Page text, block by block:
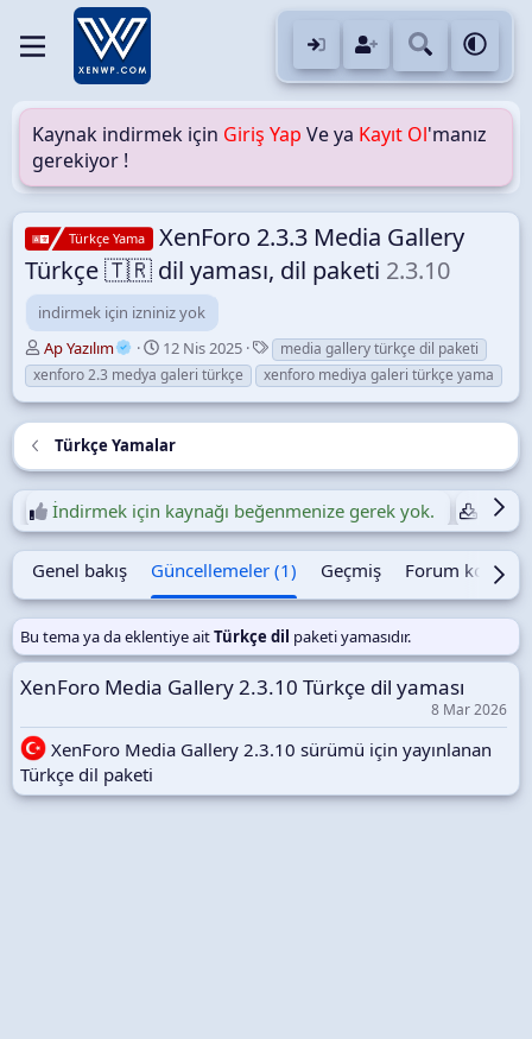
Kaynak indirmek için Giriş Yap Ve ya Kayıt Ol'manız
gerekiyor !
Türkçe Yama
XenForo 2.3.3 Media Gallery
Türkçe 🇹🇷 dil yaması, dil paketi 2.3.10
indirmek için izniniz yok
Y
a
z
a
Ap Yazılım
O
l
u
ş
u
r
u
m
a
t
a
r
i
h
12 Nis 2025
E
t
i
k
l
e
r
media gallery türkçe dil paketi
xenforo 2.3 medya galeri türkçe
xenforo mediya galeri türkçe yama
Türkçe Yamalar
İndirmek için kaynağı beğenmenize gerek yok.
Genel bakış Güncellemeler (1) Geçmiş Forum konusu
Bu tema ya da eklentiye aitTürkçe dil paketi yamasıdır.
XenForo Media Gallery 2.3.10 Türkçe dil yaması
8 Mar 2026
XenForo Media Gallery 2.3.10 sürümü için yayınlanan
Türkçe dil paketi